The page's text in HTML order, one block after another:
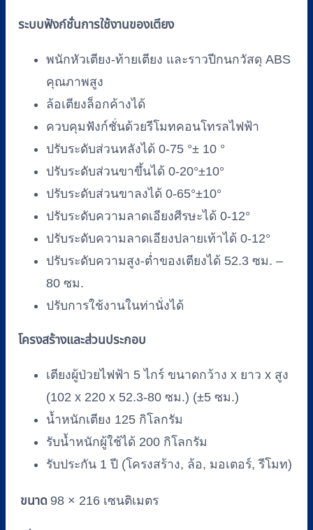
ระบบฟังก์ชั่นการใช้งานของเตียง
พนักหัวเตียง-ท้ายเตียง และราวปีกนกวัสดุ ABS
คุณภาพสูง
ล้อเตียงล็อกค้างได้
ควบคุมฟังก์ชั่นด้วยรีโมทคอนโทรลไฟฟ้า
ปรับระดับส่วนหลังได้ 0-75 °± 10 °
ปรับระดับส่วนขาขึ้นได้ 0-20°±10°
ปรับระดับส่วนขาลงได้ 0-65°±10°
ปรับระดับความลาดเอียงศีรษะได้ 0-12°
ปรับระดับความลาดเอียงปลายเท้าได้ 0-12°
ปรับระดับความสูง-ต่ำของเตียงได้ 52.3 ซม. –
80 ซม.
ปรับการใช้งานในท่านั่งได้
โครงสร้างและส่วนประกอบ
เตียงผู้ป่วยไฟฟ้า 5 ไกร์ ขนาดกว้าง x ยาว x สูง
(102 x 220 x 52.3-80 ซม.) (±5 ซม.)
น้ำหนักเตียง 125 กิโลกรัม
รับน้ำหนักผู้ใช้ได้ 200 กิโลกรัม
รับประกัน 1 ปี (โครงสร้าง, ล้อ, มอเตอร์, รีโมท)
ขนาด 98 × 216 เซนติเมตร